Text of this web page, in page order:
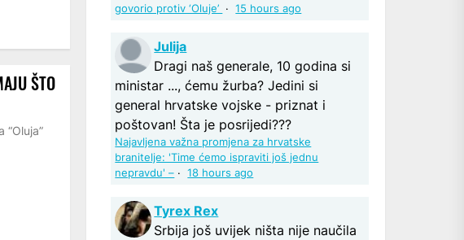
ŠTO
govorio protiv ‘Oluje’ ·15 hours ago
Julija
Dragi naš generale, 10 godina si
ministar ..., ćemu žurba? Jedini si
general hrvatske vojske - priznat i
poštovan! Šta je posrijedi???
Najavljena važna promjena za hrvatske
branitelje: 'Time ćemo ispraviti još jednu
nepravdu' – ·18 hours ago
Tyrex Rex
Srbija još uvijek ništa nije naučila